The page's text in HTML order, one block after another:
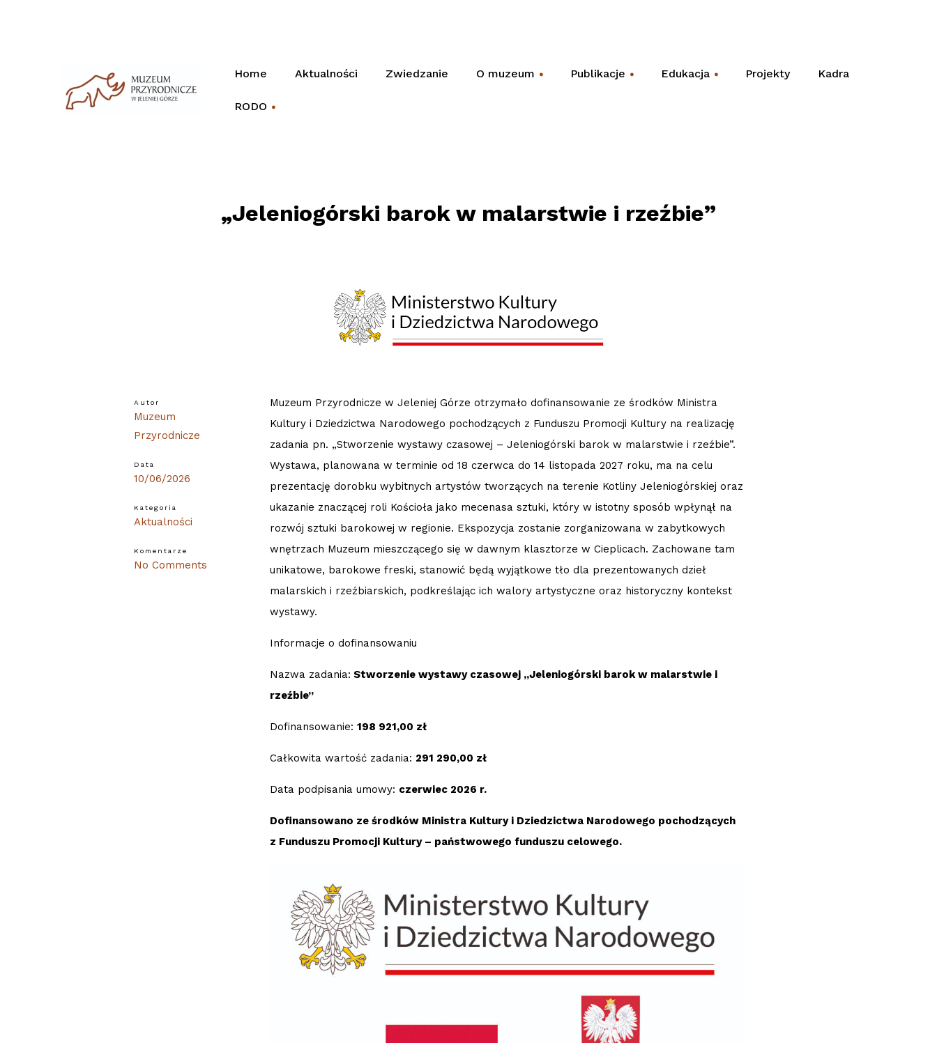
Home Aktualności
Zwiedzanie
O muzeum
Publikacje
Edukacja Projekty Kadra
RODO
„Jeleniogórski barok w malarstwie i rzeźbie”
Autor
Muzeum
Przyrodnicze
Data
10/06/2026
Kategoria
Aktualności
Komentarze
No Comments
Muzeum Przyrodnicze w Jeleniej Górze otrzymało dofinansowanie ze środków Ministra
Kultury i Dziedzictwa Narodowego pochodzących z Funduszu Promocji Kultury na realizację
zadania pn. „Stworzenie wystawy czasowej – Jeleniogórski barok w malarstwie i rzeźbie”.
Wystawa, planowana w terminie od 18 czerwca do 14 listopada 2027 roku, ma na celu
prezentację dorobku wybitnych artystów tworzących na terenie Kotliny Jeleniogórskiej oraz
ukazanie znaczącej roli Kościoła jako mecenasa sztuki, który w istotny sposób wpłynął na
rozwój sztuki barokowej w regionie. Ekspozycja zostanie zorganizowana w zabytkowych
wnętrzach Muzeum mieszczącego się w dawnym klasztorze w Cieplicach. Zachowane tam
unikatowe, barokowe freski, stanowić będą wyjątkowe tło dla prezentowanych dzieł
malarskich i rzeźbiarskich, podkreślając ich walory artystyczne oraz historyczny kontekst
wystawy.
Informacje o dofinansowaniu
Nazwa zadania: Stworzenie wystawy czasowej „Jeleniogórski barok w malarstwie i
rzeźbie”
Dofinansowanie: 198 921,00 zł
Całkowita wartość zadania: 291 290,00 zł
Data podpisania umowy: czerwiec 2026 r.
Dofinansowano ze środków Ministra Kultury i Dziedzictwa Narodowego pochodzących
z Funduszu Promocji Kultury – państwowego funduszu celowego.